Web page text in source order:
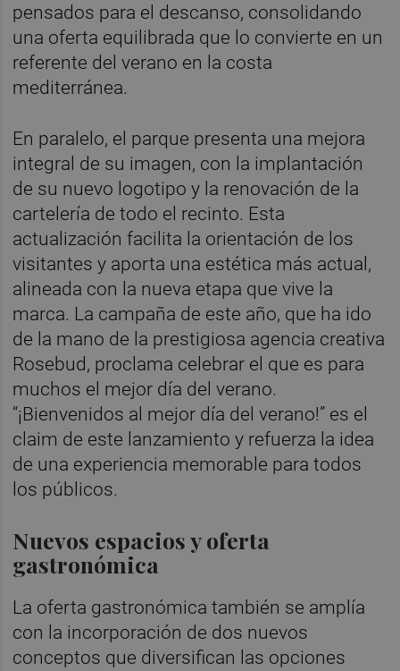
pensados para el descanso, consolidando
una oferta equilibrada que lo convierte en un
referente del verano en la costa
mediterránea.
En paralelo, el parque presenta una mejora
integral de su imagen, con la implantación
de su nuevo logotipo y la renovación de la
cartelería de todo el recinto. Esta
actualización facilita la orientación de los
visitantes y aporta una estética más actual,
alineada con la nueva etapa que vive la
marca. La campaña de este año, que ha ido
de la mano de la prestigiosa agencia creativa
Rosebud, proclama celebrar el que es para
muchos el mejor día del verano.
“¡Bienvenidos al mejor día del verano!” es el
claim de este lanzamiento y refuerza la idea
de una experiencia memorable para todos
los públicos.
Nuevos espacios y oferta
gastronómica
La oferta gastronómica también se amplía
con la incorporación de dos nuevos
conceptos que diversifican las opciones